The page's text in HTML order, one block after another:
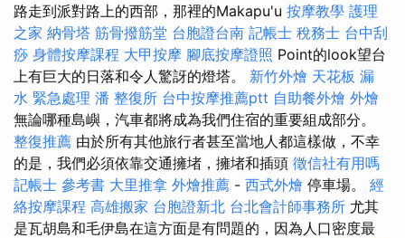
路走到派對路上的西部，那裡的Makapu'u 按摩教學 護理
之家 納骨塔 筋骨撥筋堂 台胞證台南 記帳士 稅務士 台中刮
痧 身體按摩課程 大甲按摩 腳底按摩證照 Point的look望台
上有巨大的日落和令人驚訝的燈塔。 新竹外燴 天花板 漏
水 緊急處理 潘 整復所 台中按摩推薦ptt 自助餐外燴 外燴
無論哪種島嶼，汽車都將成為我們住宿的重要組成部分。
整復推薦 由於所有其他旅行者甚至當地人都這樣做，不幸
的是，我們必須依靠交通擁堵，擁堵和插頭 徵信社有用嗎
記帳士 參考書 大里推拿 外燴推薦 - 西式外燴 停車場。 經
絡按摩課程 高雄搬家 台胞證新北 台北會計師事務所 尤其
是瓦胡島和毛伊島在這方面是有問題的，因為人口密度最